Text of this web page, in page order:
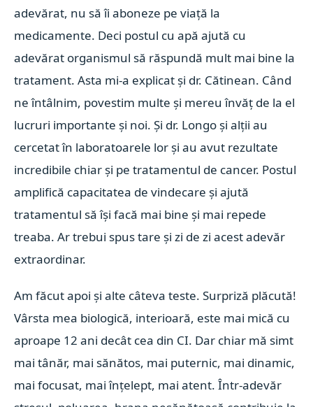
adevărat, nu să îi aboneze pe viață la
medicamente. Deci postul cu apă ajută cu
adevărat organismul să răspundă mult mai bine la
tratament. Asta mi-a explicat și dr. Cătinean. Când
ne întâlnim, povestim multe și mereu învăț de la el
lucruri importante și noi. Și dr. Longo și alții au
cercetat în laboratoarele lor și au avut rezultate
incredibile chiar și pe tratamentul de cancer. Postul
amplifică capacitatea de vindecare și ajută
tratamentul să își facă mai bine și mai repede
treaba. Ar trebui spus tare și zi de zi acest adevăr
extraordinar.
Am făcut apoi și alte câteva teste. Surpriză plăcută!
Vârsta mea biologică, interioară, este mai mică cu
aproape 12 ani decât cea din CI. Dar chiar mă simt
mai tânăr, mai sănătos, mai puternic, mai dinamic,
mai focusat, mai înțelept, mai atent. Într-adevăr